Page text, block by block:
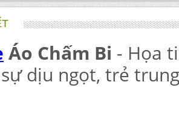
Áo Chấm Bi - Họa
dịu ngọt, trẻ